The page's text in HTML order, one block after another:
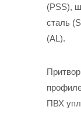
(PSS),
сталь
(AL).
ПВХ